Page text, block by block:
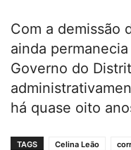
Com a demissão
ainda
Governo do
há quase oito
TAGS Celina Leão